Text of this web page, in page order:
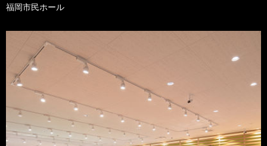
福岡市民ホール